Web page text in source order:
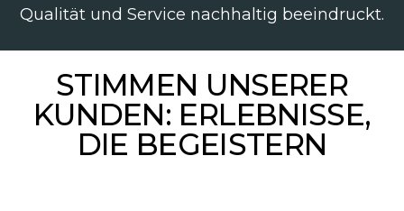
Qualität und Service nachhaltig beeindruckt.
STIMMEN UNSERER
KUNDEN: ERLEBNISSE,
DIE BEGEISTERN